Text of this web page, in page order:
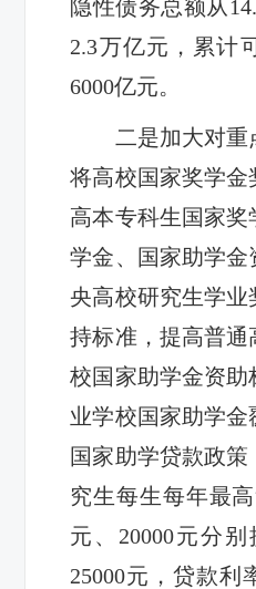
隐性债务总额从
2.3万亿元，累计
6000亿元。
二是加大对重
将高校国家奖学
高本专科生国家
学金、国家助学金
央高校研究生学
持标准，提高普
校国家助学金资
业学校国家助学
国家助学贷款政
究生每生每年最
元、20000元分别
25000元，贷款利